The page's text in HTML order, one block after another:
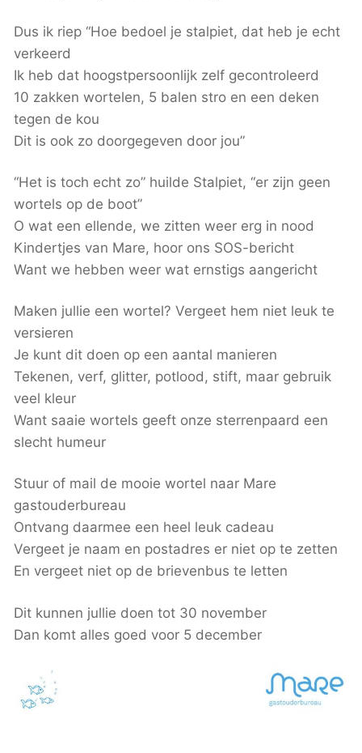
Dus ik riep “Hoe bedoel je stalpiet, dat heb je echt
verkeerd
Ik heb dat hoogstpersoonlijk zelf gecontroleerd
10 zakken wortelen, 5 balen stro en een deken
tegen de kou
Dit is ook zo doorgegeven door jou”
“Het is toch echt zo” huilde Stalpiet, “er zijn geen
wortels op de boot”
O wat een ellende, we zitten weer erg in nood
Kindertjes van Mare, hoor ons SOS-bericht
Want we hebben weer wat ernstigs aangericht
Maken jullie een wortel? Vergeet hem niet leuk te
versieren
Je kunt dit doen op een aantal manieren
Tekenen, verf, glitter, potlood, stift, maar gebruik
veel kleur
Want saaie wortels geeft onze sterrenpaard een
slecht humeur
Stuur of mail de mooie wortel naar Mare
gastouderbureau
Ontvang daarmee een heel leuk cadeau
Vergeet je naam en postadres er niet op te zetten
En vergeet niet op de brievenbus te letten
Dit kunnen jullie doen tot 30 november
Dan komt alles goed voor 5 december